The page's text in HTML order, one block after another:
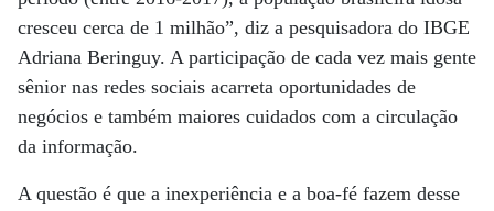
cresceu cerca de 1 milhão”, diz a pesquisadora do IBGE
Adriana Beringuy. A participação de cada vez mais gente
sênior nas redes sociais acarreta oportunidades de
negócios e também maiores cuidados com a circulação
da informação.
A questão é que a inexperiência e a boa-fé fazem desse